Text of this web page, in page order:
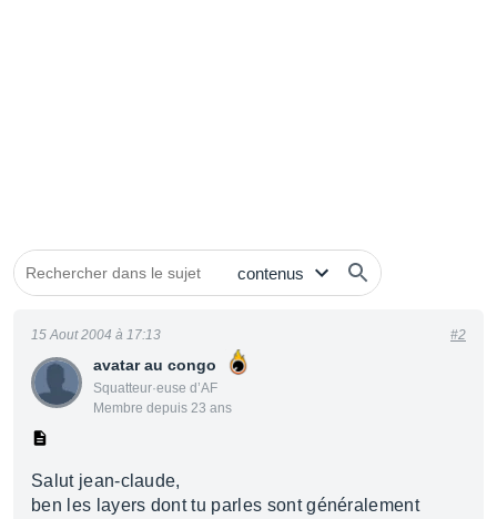
avatar au congo
Squatteur·euse d’AF
Membre depuis 23 ans
15 Aout 2004 à 17:13 #2
Salut jean-claude,
ben les layers dont tu parles sont généralement